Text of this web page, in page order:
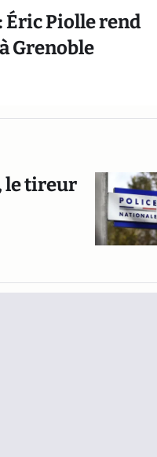
Éric Piolle rend
Grenoble
le tireur